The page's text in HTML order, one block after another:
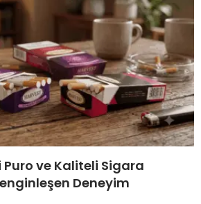
ve Kaliteli Sigara
Deneyim